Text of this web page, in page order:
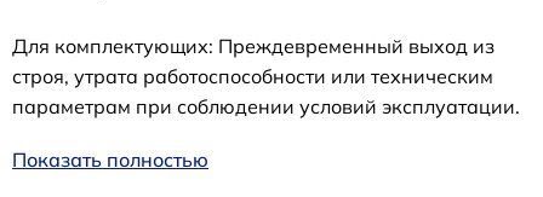
Для комплектующих: Преждевременный выход из
строя, утрата работоспособности или техническим
параметрам при соблюдении условий эксплуатации.
Показать полностью